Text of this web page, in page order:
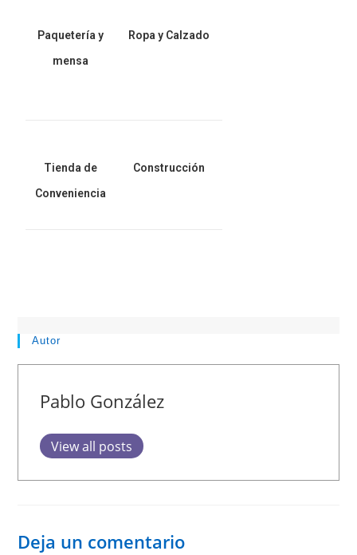
Paquetería y
mensa
Ropa y Calzado
Tienda de
Conveniencia
Construcción
Autor
Pablo González
View all posts
Deja un comentario